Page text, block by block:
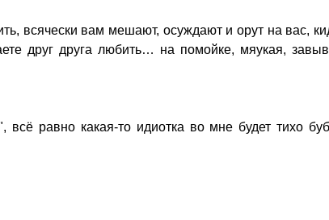
всячески вам мешают, осуждают и орут на вас,
друг друга любить… на помойке, мяукая,
равно какая-то идиотка во мне будет тихо